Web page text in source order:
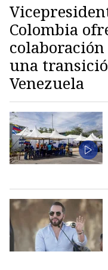
Colombia
una
Venezuela